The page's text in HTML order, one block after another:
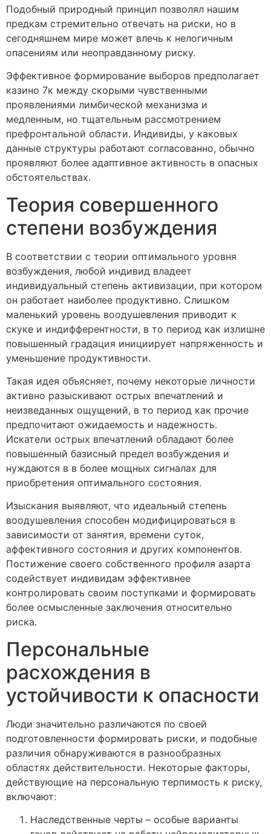
Подобный природный принцип позволял нашим
предкам стремительно отвечать на риски, но в
сегодняшнем мире может влечь к нелогичным
опасениям или неоправданному риску.
Эффективное формирование выборов предполагает
казино 7к между скорыми чувственными
проявлениями лимбической механизма и
медленным, но тщательным рассмотрением
префронтальной области. Индивиды, у каковых
данные структуры работают согласованно, обычно
проявляют более адаптивное активность в опасных
обстоятельствах.
Теория совершенного
степени возбуждения
В соответствии с теории оптимального уровня
возбуждения, любой индивид владеет
индивидуальный степень активизации, при котором
он работает наиболее продуктивно. Слишком
маленький уровень воодушевления приводит к
скуке и индифферентности, в то период как излишне
повышенный градация инициирует напряженность и
уменьшение продуктивности.
Такая идея объясняет, почему некоторые личности
активно разыскивают острых впечатлений и
неизведанных ощущений, в то период как прочие
предпочитают ожидаемость и надежность.
Искатели острых впечатлений обладают более
повышенный базисный предел возбуждения и
нуждаются в в более мощных сигналах для
приобретения оптимального состояния.
Изыскания выявляют, что идеальный степень
воодушевления способен модифицироваться в
зависимости от занятия, времени суток,
аффективного состояния и других компонентов.
Постижение своего собственного профиля азарта
содействует индивидам эффективнее
контролировать своим поступками и формировать
более осмысленные заключения относительно
риска.
Персональные
расхождения в
устойчивости к опасности
Люди значительно различаются по своей
подготовленности формировать риски, и подобные
различия обнаруживаются в разнообразных
областях действительности. Некоторые факторы,
действующие на персональную терпимость к риску,
включают:
Наследственные черты – особые варианты